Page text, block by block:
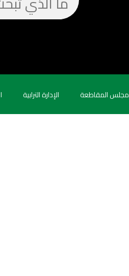
مجلس المقاطعة الإدارة الترابية